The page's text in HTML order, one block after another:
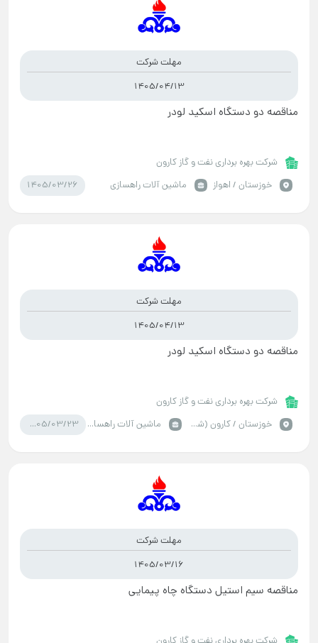
مهلت شرکت
1405/04/13
مناقصه دو دستگاه اسکید لودر
شرکت بهره برداری نفت و گاز کارون
خوزستان / اهواز
ماشین آلات راهسازی 1405/03/26
مهلت شرکت
1405/04/13
مناقصه دو دستگاه اسکید لودر
شرکت بهره برداری نفت و گاز کارون
خوزستان / کارون (شهر)
ماشین آلات راهسازی 1405/03/23
مهلت شرکت
1405/03/16
مناقصه سیم استیل دستگاه چاه پیمایی